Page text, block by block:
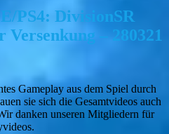
PS4: DivisionSR
– 280321
Gameplay aus dem Spiel durch
sie sich die Gesamtvideos auch
danken unseren Mitgliedern für